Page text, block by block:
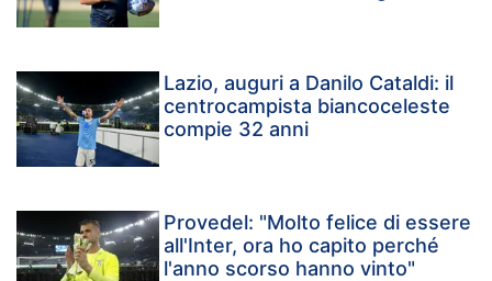
Lazio, auguri a Danilo Cataldi: il
centrocampista biancoceleste
compie 32 anni
Provedel: "Molto felice di essere
all'Inter, ora ho capito perché
l'anno scorso hanno vinto"